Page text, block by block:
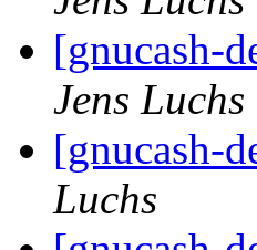
[gnucash-
Jens Luchs
[gnucash-
Luchs